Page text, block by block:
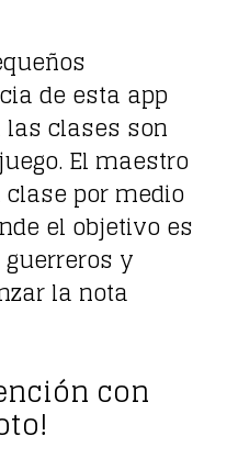
de esta app
clases son
El maestro
por medio
el objetivo es
y
la nota
con